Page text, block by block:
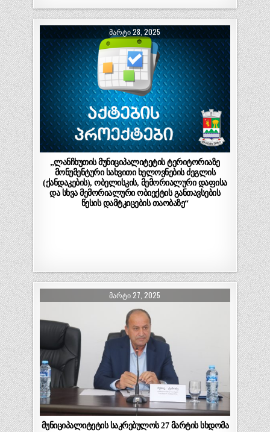
ᲛᲐᲠᲢᲘ 28, 2025
„ლანჩხუთის მუნიციპალიტეტის ტერიტორიაზე
მონუმენტური სახვითი ხელოვნების ძეგლის
(ქანდაკების), ობელისკის, მემორიალური დაფისა
და სხვა მემორიალური ობიექტის განთავსების
წესის დამტკიცების თაობაზე“
ᲛᲐᲠᲢᲘ 27, 2025
მუნიციპალიტეტის საკრებულოს 27 მარტის სხდომა